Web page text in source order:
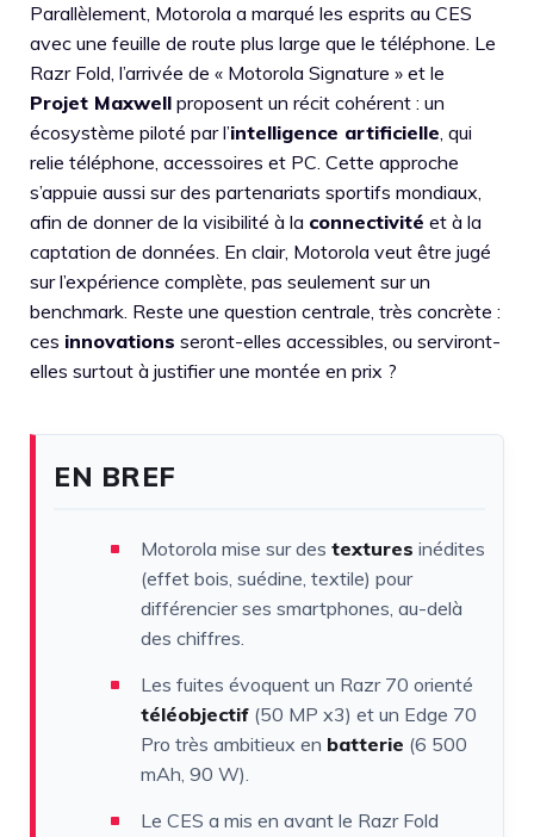
Parallèlement, Motorola a marqué les esprits au CES
avec une feuille de route plus large que le téléphone. Le
Razr Fold, l’arrivée de « Motorola Signature » et le
Projet Maxwell proposent un récit cohérent : un
écosystème piloté par l’intelligence artificielle, qui
relie téléphone, accessoires et PC. Cette approche
s’appuie aussi sur des partenariats sportifs mondiaux,
afin de donner de la visibilité à la connectivité et à la
captation de données. En clair, Motorola veut être jugé
sur l’expérience complète, pas seulement sur un
benchmark. Reste une question centrale, très concrète :
ces innovations seront-elles accessibles, ou serviront-
elles surtout à justifier une montée en prix ?
EN BREF
Motorola mise sur des textures inédites
(effet bois, suédine, textile) pour
différencier ses smartphones, au-delà
des chiffres.
Les fuites évoquent un Razr 70 orienté
téléobjectif (50 MP x3) et un Edge 70
Pro très ambitieux en batterie (6 500
mAh, 90 W).
Le CES a mis en avant le Razr Fold